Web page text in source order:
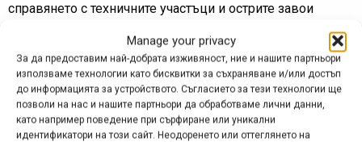
Manage your privacy
За да предоставим най-добрата изживяност, ние и нашите партньори
използваме технологии като бисквитки за съхраняване и/или достъп
до информацията за устройството. Съгласието за тези технологии ще
позволи на нас и нашите партньори да обработваме лични данни,
като например поведение при сърфиране или уникални
идентификатори на този сайт. Неодоренето или оттеглянето на
справянето с техничните участъци и острите завои
вървят ръка за ръка. За фон имаме отвесните карстови
стени на връх Солунска глава.